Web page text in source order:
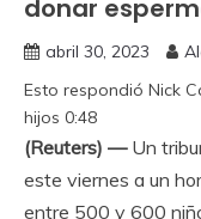
donar
abril 30, 2023
Esto respondió Nick
hijos 0:48
(Reuters) —Un
este viernes a un
entre 500 y 600